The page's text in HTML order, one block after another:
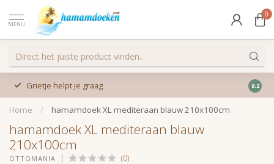
MENU
0
Grietje helpt je graag 9.2
Home / hamamdoek XL mediteraan blauw 210x100cm
hamamdoek XL mediteraan blauw
210x100cm
OTTOMANIA (0)